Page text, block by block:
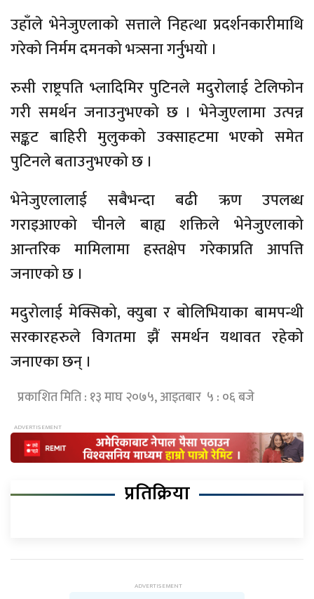
उहाँले भेनेजुएलाको सत्ताले निहत्था प्रदर्शनकारीमाथि
गरेको निर्मम दमनको भत्र्सना गर्नुभयो ।
रुसी राष्ट्रपति भ्लादिमिर पुटिनले मदुरोलाई टेलिफोन
गरी समर्थन जनाउनुभएको छ । भेनेजुएलामा उत्पन्न
सङ्कट बाहिरी मुलुकको उक्साहटमा भएको समेत
पुटिनले बताउनुभएको छ ।
भेनेजुएलालाई सबैभन्दा बढी ऋण उपलब्ध
गराइआएको चीनले बाह्य शक्तिले भेनेजुएलाको
आन्तरिक मामिलामा हस्तक्षेप गरेकाप्रति आपत्ति
जनाएको छ ।
मदुरोलाई मेक्सिको, क्युबा र बोलिभियाका बामपन्थी
सरकारहरुले विगतमा झैं समर्थन यथावत रहेको
जनाएका छन् ।
प्रकाशित मिति : १३ माघ २०७५, आइतबार ५ : ०६ बजे
प्रतिक्रिया